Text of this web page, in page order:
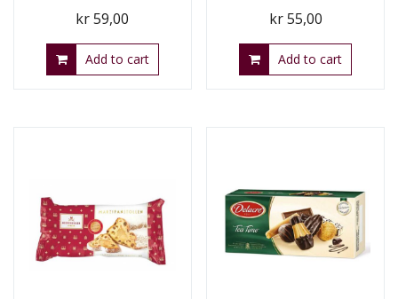
kr59,00
Add to cart
kr55,00
Add to cart